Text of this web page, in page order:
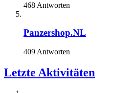
468 Antworten
Panzershop.NL
409 Antworten
Letzte Aktivitäten